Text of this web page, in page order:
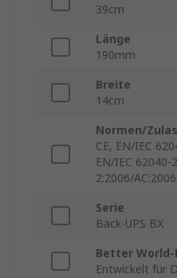
39cm
Länge
190mm
Breite
14cm
Normen/
CE, EN/IEC
EN/IEC 62040-
2:2006/
Serie
Back-UPS BX
Better
Entwickelt für